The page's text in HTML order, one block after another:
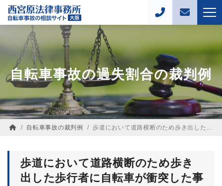
自転車事故の過失割合の裁判例
/ 自転車事故の裁判例 / 歩道において道路横断のため歩き出した歩行者に自転車が衝突した事故の裁判例【過失割合０対１００】
歩道において道路横断のため歩き
出した歩行者に自転車が衝突した事